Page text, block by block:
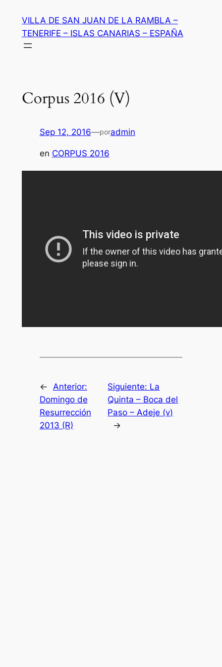
contenido
VILLA DE SAN JUAN DE LA RAMBLA –
TENERIFE – ISLAS CANARIAS – ESPAÑA
Corpus 2016 (V)
Sep 12, 2016—poradmin
en CORPUS 2016
← Anterior:
Domingo de
Resurrección
2013 (R)
Siguiente: La
Quinta – Boca del
Paso – Adeje (v)
→